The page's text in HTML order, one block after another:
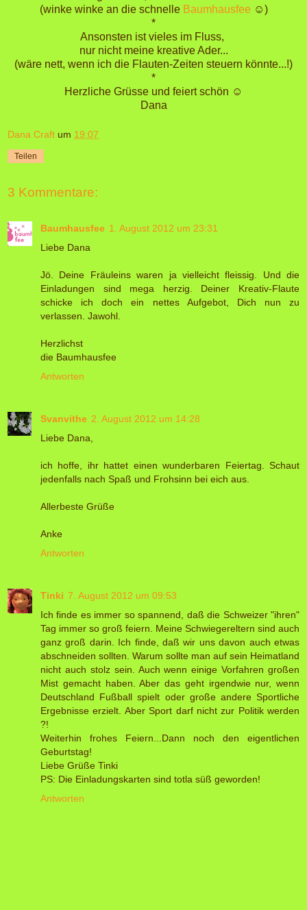
(winke winke an die schnelle Baumhausfee ☺)
*
Ansonsten ist vieles im Fluss,
nur nicht meine kreative Ader...
(wäre nett, wenn ich die Flauten-Zeiten steuern könnte...!)
*
Herzliche Grüsse und feiert schön ☺
Dana
Dana Craft um 19:07
Teilen
3 Kommentare:
Baumhausfee 1. August 2012 um 23:31
Liebe Dana
Jö. Deine Fräuleins waren ja vielleicht fleissig. Und die
Einladungen sind mega herzig. Deiner Kreativ-Flaute
schicke ich doch ein nettes Aufgebot, Dich nun zu
verlassen. Jawohl.
Herzlichst
die Baumhausfee
Antworten
Svanvithe 2. August 2012 um 14:28
Liebe Dana,
ich hoffe, ihr hattet einen wunderbaren Feiertag. Schaut
jedenfalls nach Spaß und Frohsinn bei eich aus.
Allerbeste Grüße
Anke
Antworten
Tinki 7. August 2012 um 09:53
Ich finde es immer so spannend, daß die Schweizer "ihren"
Tag immer so groß feiern. Meine Schwiegereltern sind auch
ganz groß darin. Ich finde, daß wir uns davon auch etwas
abschneiden sollten. Warum sollte man auf sein Heimatland
nicht auch stolz sein. Auch wenn einige Vorfahren großen
Mist gemacht haben. Aber das geht irgendwie nur, wenn
Deutschland Fußball spielt oder große andere Sportliche
Ergebnisse erzielt. Aber Sport darf nicht zur Politik werden
?!
Weiterhin frohes Feiern...Dann noch den eigentlichen
Geburtstag!
Liebe Grüße Tinki
PS: Die Einladungskarten sind totla süß geworden!
Antworten